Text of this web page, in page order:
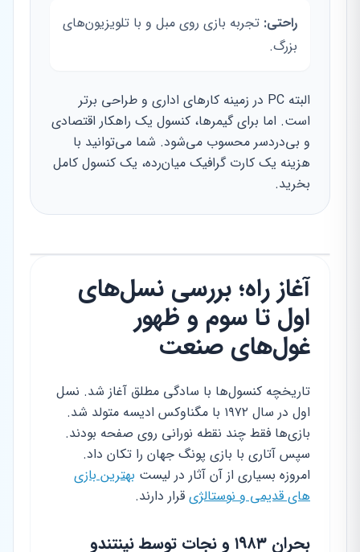
راحتی: تجربه بازی روی مبل و با تلویزیون‌های
بزرگ.
البته PC در زمینه کارهای اداری و طراحی برتر
است. اما برای گیمرها، کنسول یک راهکار اقتصادی
و بی‌دردسر محسوب می‌شود. شما می‌توانید با
هزینه یک کارت گرافیک میان‌رده، یک کنسول کامل
بخرید.
آغاز راه؛ بررسی نسل‌های
اول تا سوم و ظهور
غول‌های صنعت
تاریخچه کنسول‌ها با سادگی مطلق آغاز شد. نسل
اول در سال ۱۹۷۲ با مگناوکس ادیسه متولد شد.
بازی‌ها فقط چند نقطه نورانی روی صفحه بودند.
سپس آتاری با بازی پونگ جهان را تکان داد.
امروزه بسیاری از آن آثار در لیست بهترین بازی
های قدیمی و نوستالژی قرار دارند.
بحران ۱۹۸۳ و نجات توسط نینتندو